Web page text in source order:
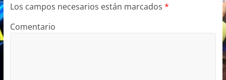
Los campos necesarios están marcados *
Comentario